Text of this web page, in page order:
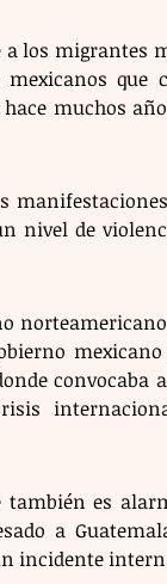
a los migrantes
mexicanos
muchos
nivel de
también es
a
incidente